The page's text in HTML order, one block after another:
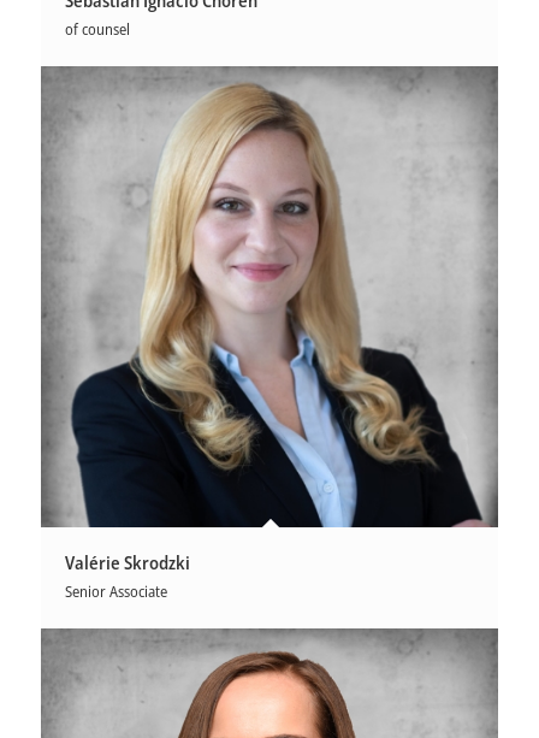
of counsel
Valérie Skrodzki
Senior Associate